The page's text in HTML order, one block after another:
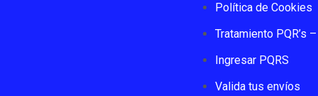
Política de Cookies
Tratamiento PQR’s
Ingresar PQRS
Valida tus envíos